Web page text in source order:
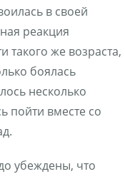
в своей
реакция
такого же возраста,
боялась
несколько
пойти вместе со
убеждены, что